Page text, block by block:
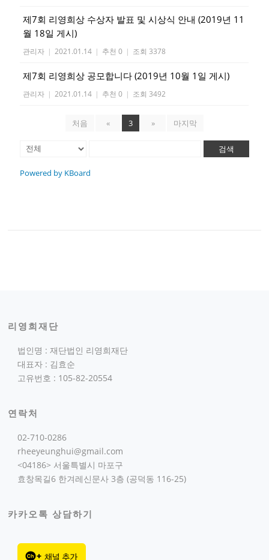
제7회 리영희상 수상자 발표 및 시상식 안내 (2019년 11
월 18일 게시)
관리자 | 2021.01.14 | 추천 0 | 조회 3378
제7회 리영희상 공모합니다 (2019년 10월 1일 게시)
관리자 | 2021.01.14 | 추천 0 | 조회 3492
처음 « 3 » 마지막
검색
Powered by KBoard
리영희재단
법인명 : 재단법인 리영희재단
대표자 : 김효순
고유번호 : 105-82-20554
연락처
02-710-0286
rheeyeunghui@gmail.com
<04186> 서울특별시 마포구
효창목길6 한겨레신문사 3층 (공덕동 116-25)
카카오톡 상담하기